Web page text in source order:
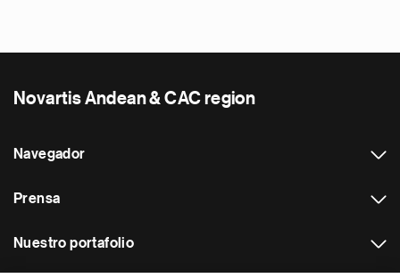
Novartis Andean & CAC region
Navegador
Prensa
Nuestro portafolio